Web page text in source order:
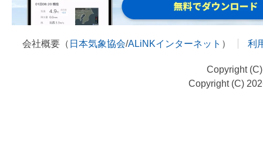
会社概要（ 日本気象協会/ALiNKインターネット ） 利
Copyright
Copyright (C)